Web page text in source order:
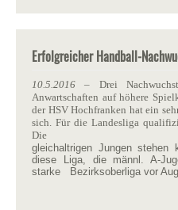
Erfolgreicher Handball-
10.5.2016 – Drei
Anwartschaften auf höhere
der HSV Hochfranken hat ein
sich. Für die Landesliga
Die
gleichaltrigen Jungen
diese Liga, die männl. A-
starke Bezirksoberliga vor